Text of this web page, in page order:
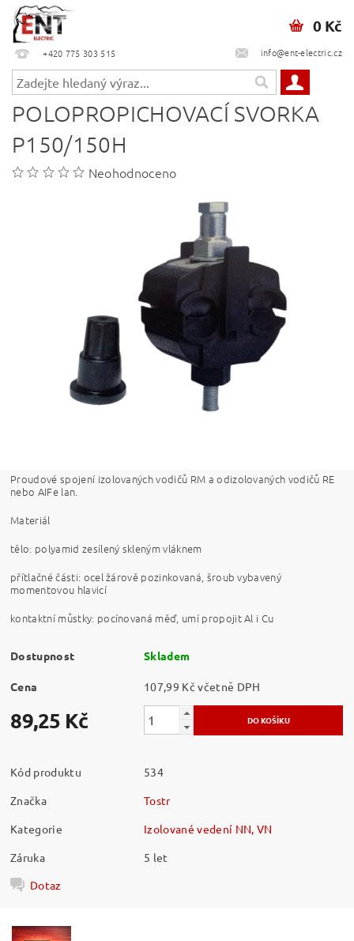
+420 775 303 515 info@ent-electric.cz
0 Kč
POLOPROPICHOVACÍ SVORKA
P150/150H
Neohodnoceno
Proudové spojení izolovaných vodičů RM a odizolovaných vodičů RE
nebo AIFe lan.
Materiál
tělo: polyamid zesílený skleným vláknem
přítlačné části: ocel žárově pozinkovaná, šroub vybavený
momentovou hlavicí
kontaktní můstky: pocínovaná měď, umí propojit Al i Cu
Dostupnost Skladem
Cena 107,99 Kč včetně DPH
89,25 Kč
Kód produktu
534
Značka
Tostr
Kategorie
Izolované vedení NN, VN
Záruka
5 let
Dotaz